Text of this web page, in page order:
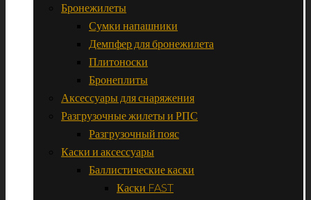
Бронежилеты
Сумки напашники
Демпфер для бронежилета
Плитоноски
Бронеплиты
Аксессуары для снаряжения
Разгрузочные жилеты и РПС
Разгрузочный пояс
Каски и аксессуары
Баллистические каски
Каски FAST